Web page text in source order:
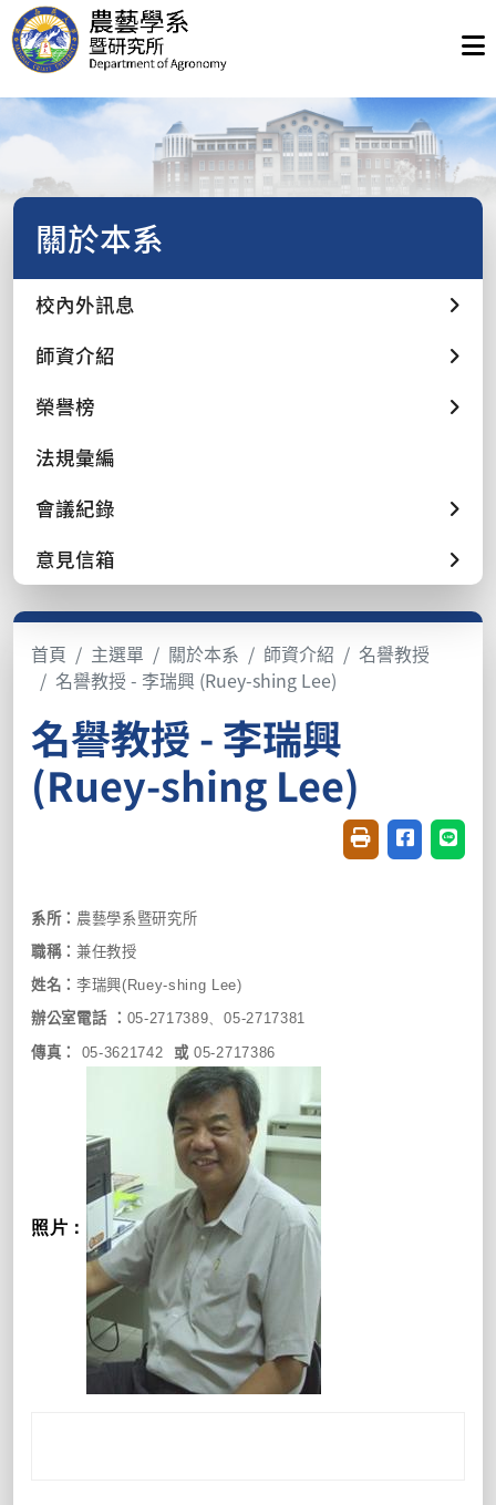
關於本系
校內外訊息
師資介紹
榮譽榜
法規彙編
會議紀錄
意見信箱
首頁 主選單 關於本系 師資介紹
名譽教授
名譽教授 - 李瑞興 (Ruey-shing Lee)
名譽教授 - 李瑞興
(Ruey-shing Lee)
友善列印(開新視
分享至臉書
分享
系所： 農藝學系暨研究所
職稱：兼任教授
姓名：李瑞興(Ruey-shing Lee)
辦公室電話 ： 05-2717389、05-2717381
傳真： 05-3621742 或05-2717386
照片：